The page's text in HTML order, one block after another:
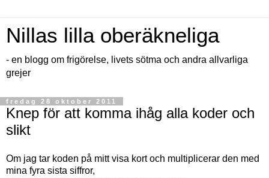
Nillas lilla oberäkneliga
- en blogg om frigörelse, livets sötma och andra allvarliga
grejer
fredag 28 oktober 2011
Knep för att komma ihåg alla koder och
slikt
Om jag tar koden på mitt visa kort och multiplicerar den med
mina fyra sista siffror,